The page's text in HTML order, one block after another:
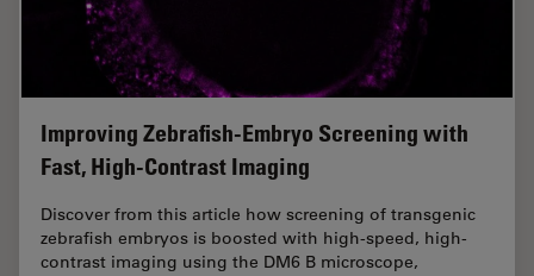
Improving Zebrafish-Embryo Screening with
Fast, High-Contrast Imaging
Discover from this article how screening of transgenic
zebrafish embryos is boosted with high-speed, high-
contrast imaging using the DM6 B microscope,